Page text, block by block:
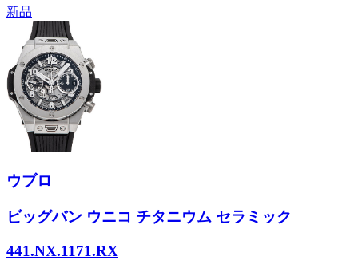
新品
ウブロ
ビッグバン ウニコ チタニウム セラミック
441.NX.1171.RX